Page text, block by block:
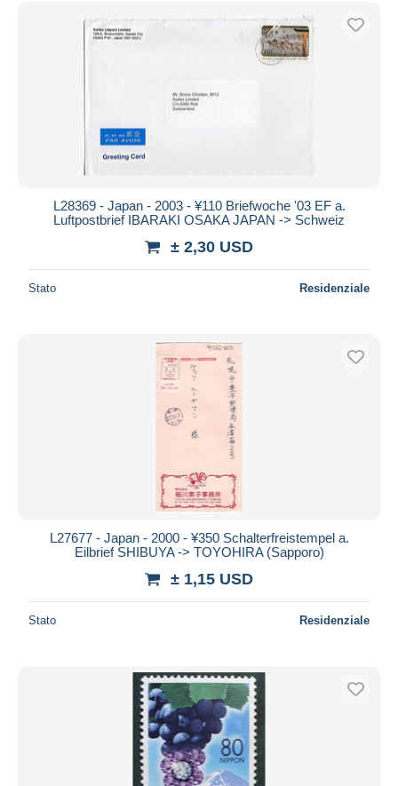
Spedizione gratuita
Bonifico bancario
Visa
Mastercard
Maestro
Residenza del venditore
Aggiorna
L28369 - Japan - 2003 - ¥110 Briefwoche '03 EF a.
Luftpostbrief IBARAKI OSAKA JAPAN -> Schweiz
± 2,30 USD
Stato Residenziale
L27677 - Japan - 2000 - ¥350 Schalterfreistempel a.
Eilbrief SHIBUYA -> TOYOHIRA (Sapporo)
± 1,15 USD
Stato Residenziale